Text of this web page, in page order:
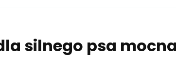
silnego psa